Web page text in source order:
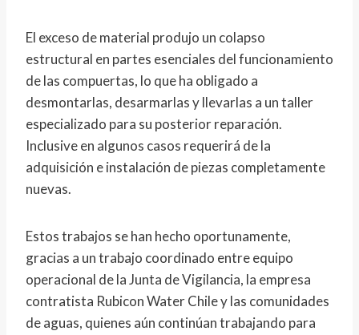
El exceso de material produjo un colapso
estructural en partes esenciales del funcionamiento
de las compuertas, lo que ha obligado a
desmontarlas, desarmarlas y llevarlas a un taller
especializado para su posterior reparación.
Inclusive en algunos casos requerirá de la
adquisición e instalación de piezas completamente
nuevas.
Estos trabajos se han hecho oportunamente,
gracias a un trabajo coordinado entre equipo
operacional de la Junta de Vigilancia, la empresa
contratista Rubicon Water Chile y las comunidades
de aguas, quienes aún continúan trabajando para